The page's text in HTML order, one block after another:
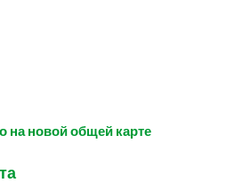
на новой общей карте